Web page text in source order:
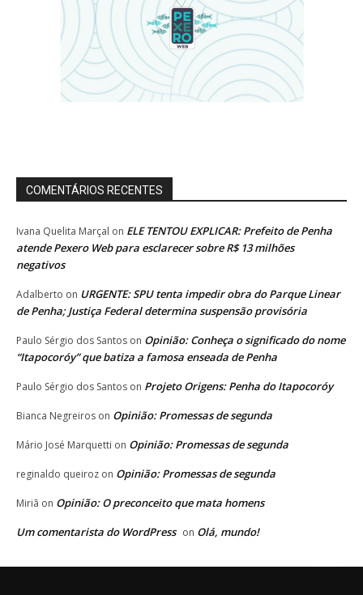
COMENTÁRIOS RECENTES
Ivana Quelita Marçal on ELE TENTOU EXPLICAR: Prefeito de Penha
atende Pexero Web para esclarecer sobre R$ 13 milhões
negativos
Adalberto on URGENTE: SPU tenta impedir obra do Parque Linear
de Penha; Justiça Federal determina suspensão provisória
Paulo Sérgio dos Santos on Opinião: Conheça o significado do nome
“Itapocoróy” que batiza a famosa enseada de Penha
Paulo Sérgio dos Santos on Projeto Origens: Penha do Itapocoróy
Bianca Negreiros on Opinião: Promessas de segunda
Mário José Marquetti on Opinião: Promessas de segunda
reginaldo queiroz on Opinião: Promessas de segunda
Miriã on Opinião: O preconceito que mata homens
Um comentarista do WordPress on Olá, mundo!